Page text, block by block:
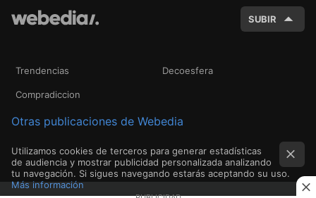
SUBIR
Trendencias Decoesfera
Compradiccion
Otras publicaciones de Webedia
Utilizamos cookies de terceros para generar estadísticas
de audiencia y mostrar publicidad personalizada analizando
tu navegación. Si sigues navegando estarás aceptando su uso.
Más información